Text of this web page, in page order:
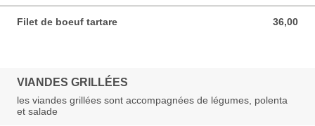
Filet de boeuf tartare 36,00
36,00 EUR
VIANDES GRILLÉES
les viandes grillées sont accompagnées de légumes, polenta
et salade